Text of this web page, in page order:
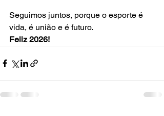
Seguimos juntos, porque o esporte é
vida, é união e é futuro.
Feliz 2026!